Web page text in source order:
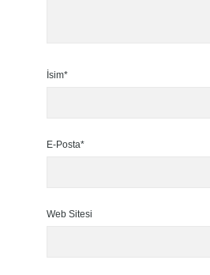
İsim*
E-Posta*
Web Sitesi